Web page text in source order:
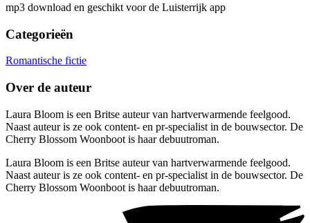
mp3 download en geschikt voor de Luisterrijk app
Categorieën
Romantische fictie
Over de auteur
Laura Bloom is een Britse auteur van hartverwarmende feelgood.
Naast auteur is ze ook content- en pr-specialist in de bouwsector. De
Cherry Blossom Woonboot is haar debuutroman.
Laura Bloom is een Britse auteur van hartverwarmende feelgood.
Naast auteur is ze ook content- en pr-specialist in de bouwsector. De
Cherry Blossom Woonboot is haar debuutroman.